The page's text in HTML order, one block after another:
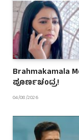
Brahmakamala
ಪೂರ್ಣಚಂದ್ರ!
04/08/2026